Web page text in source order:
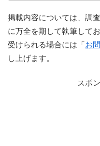
掲載内容については、調
に万全を期して執筆して
受けられる場合には「 お
し上げます。
スポ